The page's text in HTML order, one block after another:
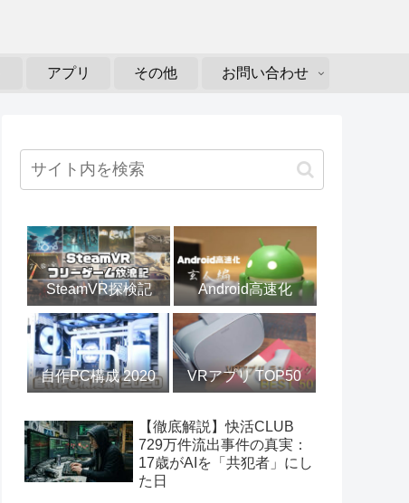
アプリ その他 お問い合わせ
SteamVR探検記 Android高速化
自作PC構成 2020 VRアプリ TOP50
【徹底解説】快活CLUB
729万件流出事件の真実：
17歳がAIを「共犯者」にし
た日